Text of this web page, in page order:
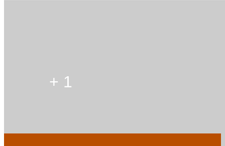
+ 1